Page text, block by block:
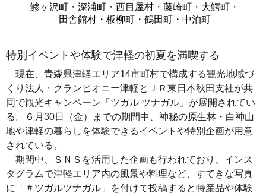
鯵ヶ沢町・深浦町・西目屋村・藤崎町・大鰐町・
田舎館村・板柳町・鶴田町・中泊町
特別イベントや体験で津軽の初夏を満喫する
現在、青森県津軽エリア14市町村で構成する観光地域づ
くり法人・クランピオニー津軽とＪＲ東日本秋田支社が共
同で観光キャンペーン「ツガル ツナガル」が展開されてい
る。６月30日（金）までの期間中、神秘の原生林・白神山
地や津軽の暮らしを体験できるイベントや特別企画が用意
されている。
期間中、ＳＮＳを活用した企画も行われており、インス
タグラムで津軽エリア内の風景や料理など、すてきな写真
に「＃ツガルツナガル」を付けて投稿すると特産品や体験